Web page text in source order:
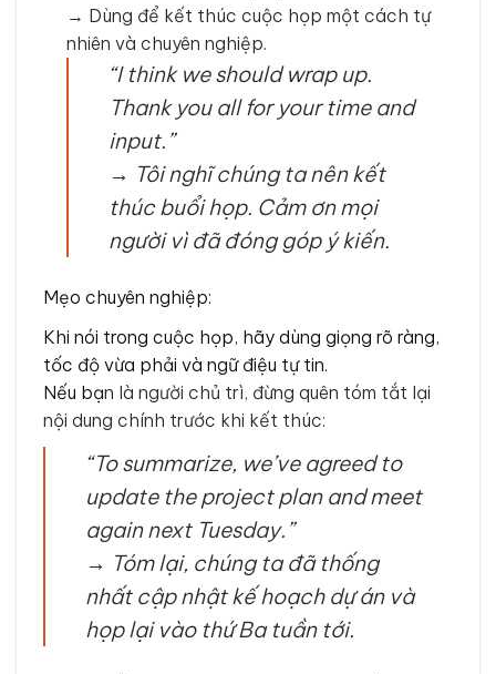
→ Dùng để kết thúc cuộc họp một cách tự
nhiên và chuyên nghiệp.
“I think we should wrap up.
Thank you all for your time and
input.”
→ Tôi nghĩ chúng ta nên kết
thúc buổi họp. Cảm ơn mọi
người vì đã đóng góp ý kiến.
Mẹo chuyên nghiệp:
Khi nói trong cuộc họp, hãy dùng giọng rõ ràng,
tốc độ vừa phải và ngữ điệu tự tin.
Nếu bạn là người chủ trì, đừng quên tóm tắt lại
nội dung chính trước khi kết thúc:
“To summarize, we’ve agreed to
update the project plan and meet
again next Tuesday.”
→ Tóm lại, chúng ta đã thống
nhất cập nhật kế hoạch dự án và
họp lại vào thứ Ba tuần tới.